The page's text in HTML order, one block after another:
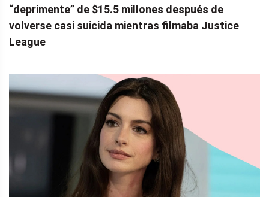
“deprimente” de $15.5 millones después de
volverse casi suicida mientras filmaba Justice
League